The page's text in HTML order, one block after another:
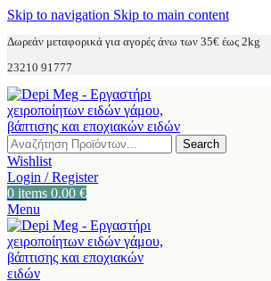
Skip to navigation Skip to main content
Δωρεάν μεταφορικά για αγορές άνω των 35€ έως 2kg
23210 91777
Search
Wishlist
Login / Register
0 items 0.00 €
Menu